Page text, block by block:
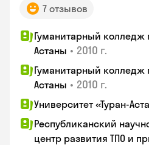
7 отзывов
Гуманитарный колледж
Астаны • 2010 г.
Гуманитарный колледж
Астаны • 2010 г.
Университет «Туран-
Республиканский
центр развития ТПО и